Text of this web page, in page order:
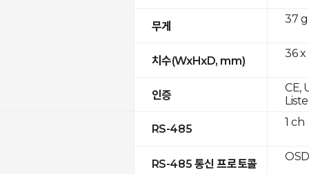
무게
치수(WxHxD, mm)
인증
RS-485
RS-485 통신 프로토콜
37 g
36 x
CE,
1 ch